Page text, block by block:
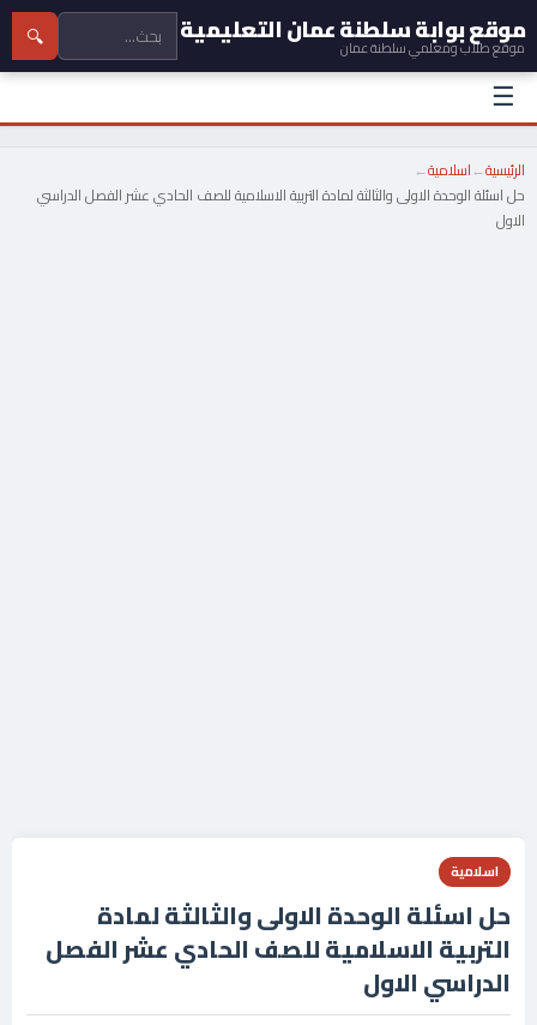
موقع بوابة سلطنة عمان التعليمية
موقع طلاب ومعلمي سلطنة عمان 🔍
☰
الرئيسية←اسلامية←
حل اسئلة الوحدة الاولى والثالثة لمادة التربية الاسلامية للصف الحادي عشر الفصل الدراسي
الاول
اسلامية
حل اسئلة الوحدة الاولى والثالثة لمادة
التربية الاسلامية للصف الحادي عشر الفصل
الدراسي الاول